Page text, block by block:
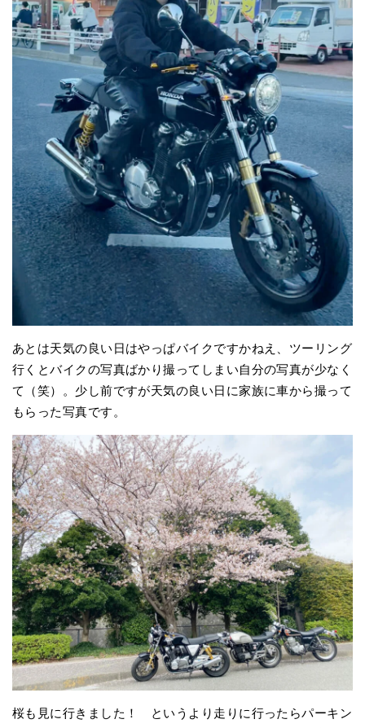
あとは天気の良い日はやっぱバイクですかねえ、ツーリング
行くとバイクの写真ばかり撮ってしまい自分の写真が少なく
て（笑）。少し前ですが天気の良い日に家族に車から撮って
もらった写真です。
桜も見に行きました！ というより走りに行ったらパーキン